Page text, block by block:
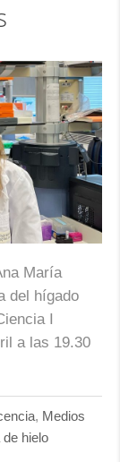
María
del hígado
I
a las 19.30
, Medios
de hielo